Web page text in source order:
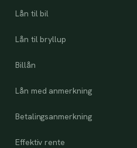
Lån til bil
Lån til bryllup
Billån
Lån med anmerkning
Betalingsanmerkning
Effektiv rente